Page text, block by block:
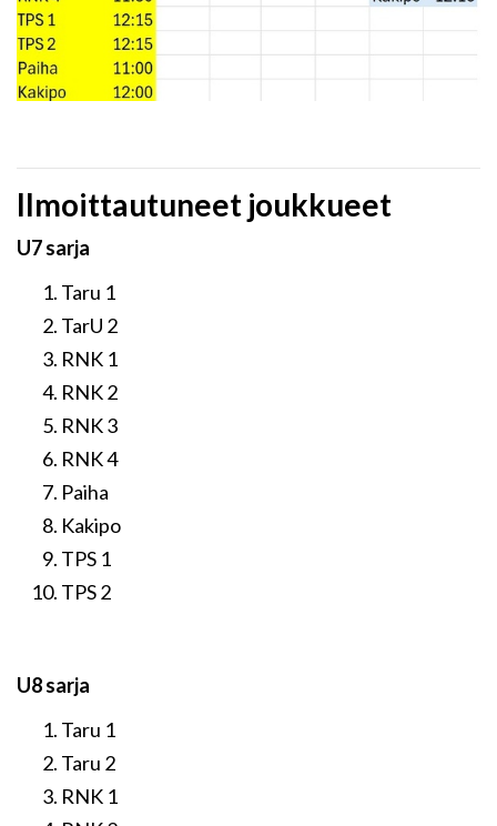
Ilmoittautuneet joukkueet
U7 sarja
Taru 1
TarU 2
RNK 1
RNK 2
RNK 3
RNK 4
Paiha
Kakipo
TPS 1
TPS 2
U8 sarja
Taru 1
Taru 2
RNK 1